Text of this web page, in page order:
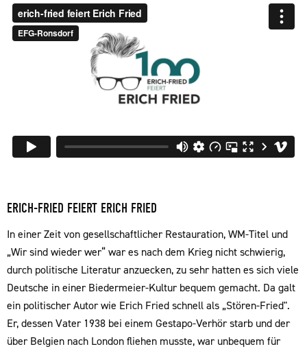
ERICH-FRIED FEIERT ERICH FRIED
In einer Zeit von gesellschaftlicher Restauration, WM-Titel und
„Wir sind wieder wer“ war es nach dem Krieg nicht schwierig,
durch politische Literatur anzuecken, zu sehr hatten es sich viele
Deutsche in einer Biedermeier-Kultur bequem gemacht. Da galt
ein politischer Autor wie Erich Fried schnell als „Stören-Fried".
Er, dessen Vater 1938 bei einem Gestapo-Verhör starb und der
über Belgien nach London fliehen musste, war unbequem für